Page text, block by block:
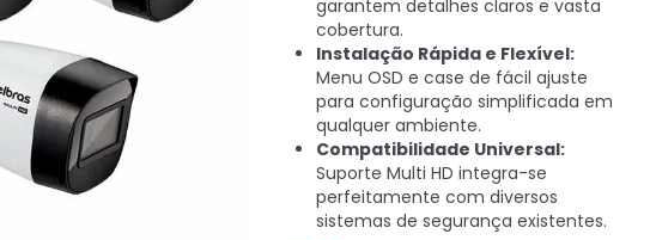
garantem detalhes claros e vasta
cobertura.
Instalação Rápida e Flexível:
Menu OSD e case de fácil ajuste
para configuração simplificada em
qualquer ambiente.
Compatibilidade Universal:
Suporte Multi HD integra-se
perfeitamente com diversos
sistemas de segurança existentes.